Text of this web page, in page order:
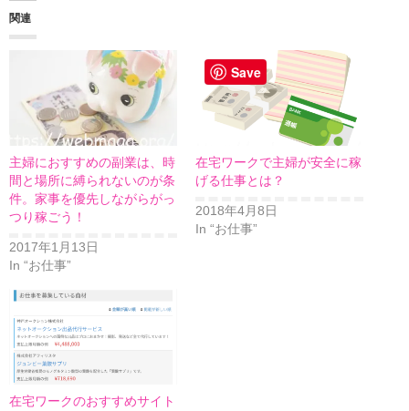
関連
主婦におすすめの副業は、時
間と場所に縛られないのが条
件。家事を優先しながらがっ
つり稼ごう！
2017年1月13日
In “お仕事”
在宅ワークで主婦が安全に稼
げる仕事とは？
2018年4月8日
In “お仕事”
在宅ワークのおすすめサイト
Save